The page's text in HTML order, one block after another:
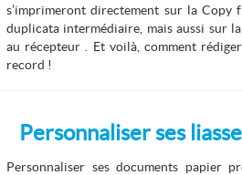
s’imprimeront directement sur la
duplicata intermédiaire, mais aussi sur
au récepteur . Et voilà, comment
record !
Personnaliser ses
Personnaliser ses documents papier